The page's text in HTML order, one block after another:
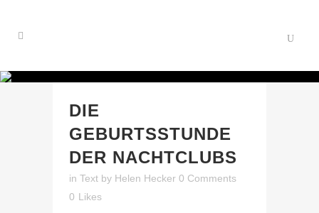
DIE
GEBURTSSTUNDE
DER NACHTCLUBS
in Text by Helen Hecker 0 Comments
0 Likes